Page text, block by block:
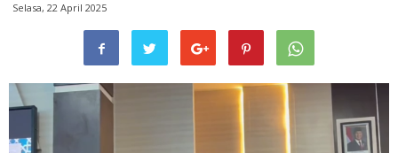
Selasa, 22 April 2025